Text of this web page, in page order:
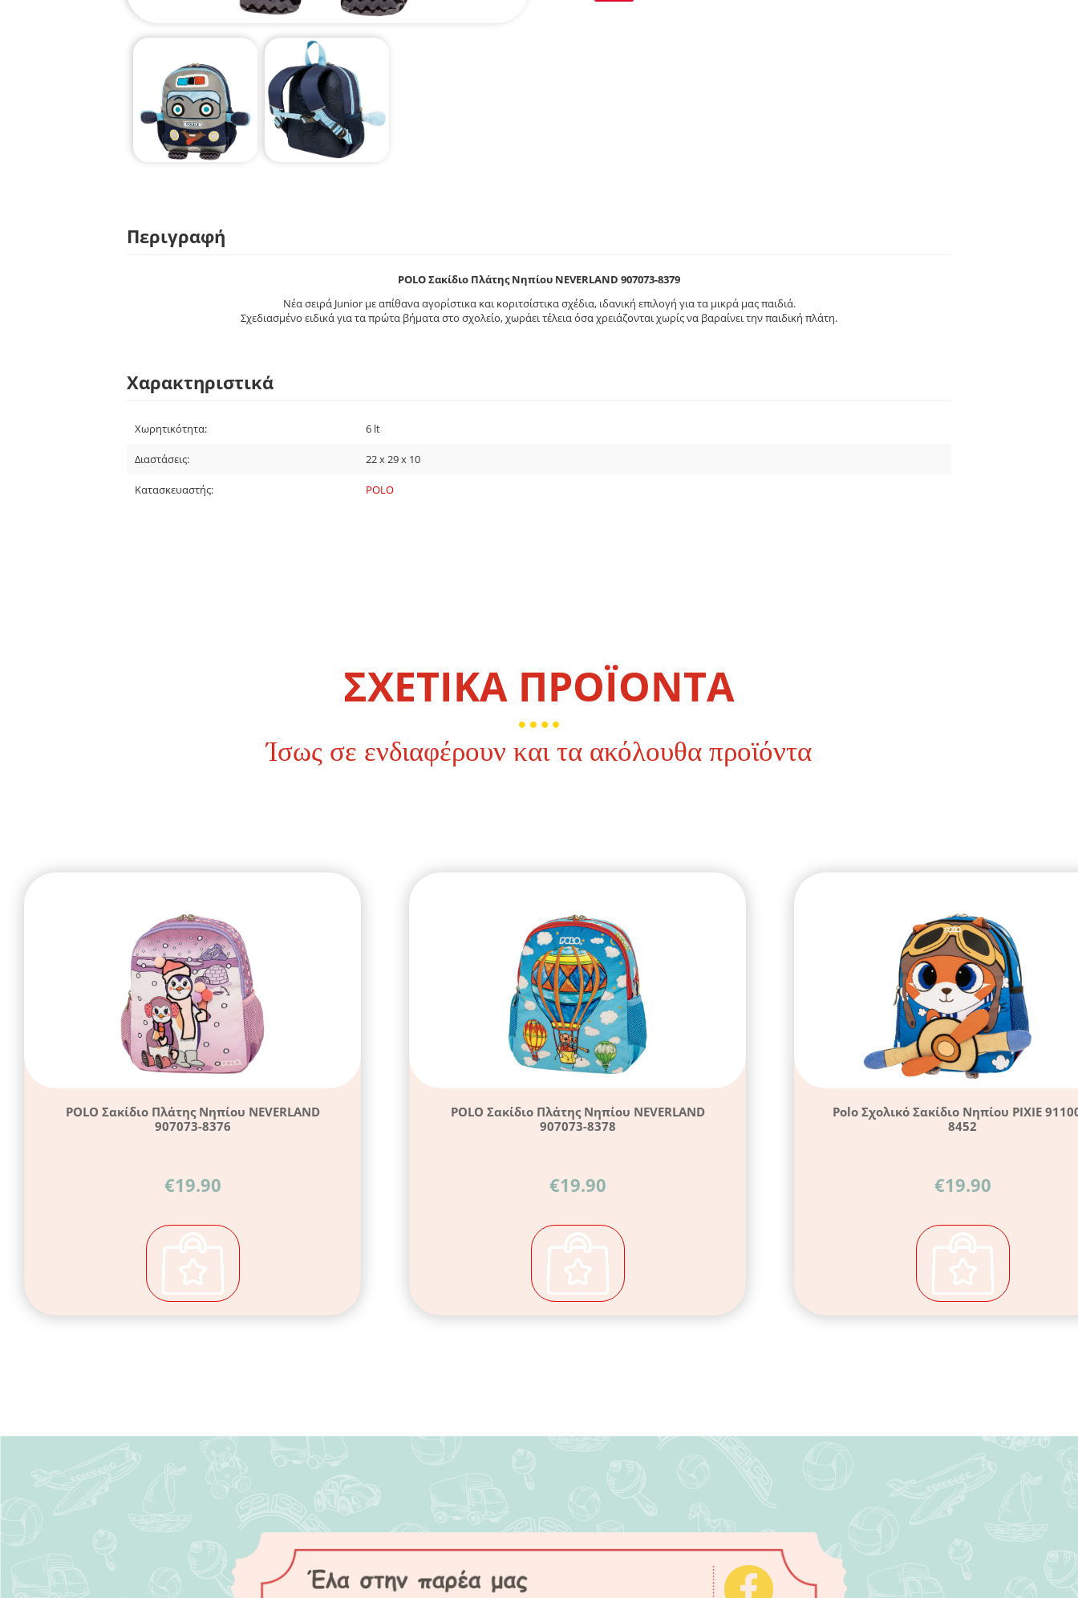
Περιγραφή
POLO Σακίδιο Πλάτης Νηπίου NEVERLAND 907073-8379
Νέα σειρά Junior με απίθανα αγορίστικα και κοριτσίστικα σχέδια, ιδανική επιλογή για τα μικρά μας παιδιά.
Σχεδιασμένο ειδικά για τα πρώτα βήματα στο σχολείο, χωράει τέλεια όσα χρειάζονται χωρίς να βαραίνει την παιδική πλάτη.
Χαρακτηριστικά
Χωρητικότητα: 6 lt
Διαστάσεις: 22 x 29 x 10
Κατασκευαστής: POLO
ΣΧΕΤΙΚΑ ΠΡΟΪΟΝΤΑ
Ίσως σε ενδιαφέρουν και τα ακόλουθα προϊόντα
POLO Σακίδιο Πλάτης Νηπίου NEVERLAND
907073-8376
€19.90
POLO Σακίδιο Πλάτης Νηπίου NEVERLAND
907073-8378
€19.90
Polo Σχολικό Σακίδιο Νηπίου PIXIE
8452
€19.90